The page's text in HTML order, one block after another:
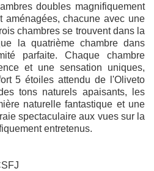
doubles magnifiquement
aménagées, chacune avec une
chambres se trouvent dans la
la quatrième chambre dans
parfaite. Chaque chambre
et une sensation uniques,
5 étoiles attendu de l'Oliveto
tons naturels apaisants, les
naturelle fantastique et une
spectaculaire aux vues sur la
entretenus.